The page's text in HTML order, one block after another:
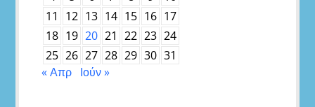
11
12 13 14 15 16 17
18 19 20 21 22 23 24
25 26 27 28 29 30 31
« Απρ Ιούν »